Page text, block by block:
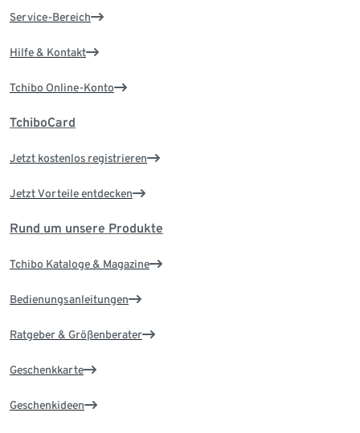
Service-Bereich
Hilfe & Kontakt
Tchibo Online-Konto
TchiboCard
Jetzt kostenlos registrieren
Jetzt Vorteile entdecken
Rund um unsere Produkte
Tchibo Kataloge & Magazine
Bedienungsanleitungen
Ratgeber & Größenberater
Geschenkkarte
Geschenkideen